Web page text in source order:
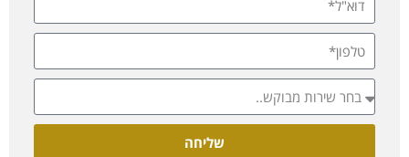
שליחה